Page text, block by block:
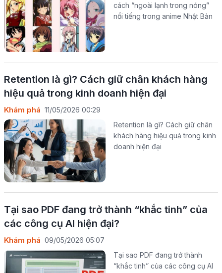
cách “ngoài lạnh trong nóng”
nổi tiếng trong anime Nhật Bản
Retention là gì? Cách giữ chân khách hàng
hiệu quả trong kinh doanh hiện đại
Khám phá 11/05/2026 00:29
Retention là gì? Cách giữ chân
khách hàng hiệu quả trong kinh
doanh hiện đại
Tại sao PDF đang trở thành “khắc tinh” của
các công cụ AI hiện đại?
Khám phá 09/05/2026 05:07
Tại sao PDF đang trở thành
“khắc tinh” của các công cụ AI